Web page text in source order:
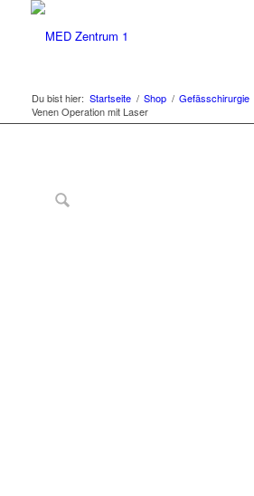
Du bist hier: Startseite / Shop / Gefässchirurgie
Venen Operation mit Laser